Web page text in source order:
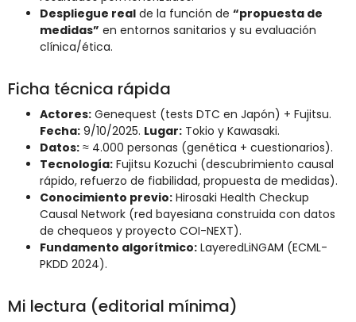
Despliegue real de la función de “propuesta de
medidas” en entornos sanitarios y su evaluación
clínica/ética.
Ficha técnica rápida
Actores: Genequest (tests DTC en Japón) + Fujitsu.
Fecha: 9/10/2025. Lugar: Tokio y Kawasaki.
Datos: ≈ 4.000 personas (genética + cuestionarios).
Tecnología: Fujitsu Kozuchi (descubrimiento causal
rápido, refuerzo de fiabilidad, propuesta de medidas).
Conocimiento previo: Hirosaki Health Checkup
Causal Network (red bayesiana construida con datos
de chequeos y proyecto COI-NEXT).
Fundamento algorítmico: LayeredLiNGAM (ECML-
PKDD 2024).
Mi lectura (editorial mínima)